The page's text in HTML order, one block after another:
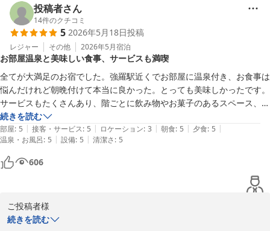
快適にお過ごしいただけたご様子をうかがえ安心致しました。
今後も細やかな配慮を大切にし、接遇の向上に努めて参ります。
またのご来館を心よりお待ち申し上げております。
雪月花別邸翠雲　田中
雪月花別邸 翠雲（共立リゾート）
2026-06-14
投稿者さん
14件のクチコミ
5 2026年5月18日投稿
レジャー その他 2026年5月宿泊
お部屋温泉と美味しい食事、サービスも満喫
全てが大満足のお宿でした。強羅駅近くでお部屋に温泉付き、お食事は
悩んだけれど朝晩付けて本当に良かった。とっても美味しかったです。
サービスもたくさんあり、階ごとに飲み物やお菓子のあるスペース、貸
切風呂とお宿だけでも楽しみがたくさん。GWで混雑している時期でし
たが、お宿でゆっくり温泉を楽しむことができました。夕食が遅い時間
の予約だったので、夜鳴きそばに参戦できず心残りだったので、次に泊
まる機会があれば早めの夕食にしようと思います。とても良いお宿で、
また利用したいです。
続きを読む
部屋: 5 | 接客・サービス: 5 | ロケーション: 3 | 朝食: 5 | 夕食: 5 |
温泉・お風呂: 5 | 設備: 5 | 清潔さ: 5
606
ご投稿者様
この度は雪月花別邸翠雲にご宿泊いただきまして誠にありがとうご
続きを読む